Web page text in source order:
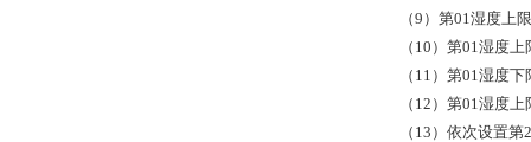
（9）第01湿度
（10）第01湿度
（11）第01湿度
（12）第01湿度
（13）依次设置